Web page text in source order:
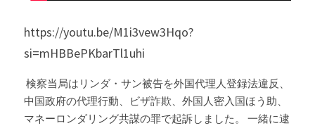
https://youtu.be/M1i3vew3Hqo?
si=mHBBePKbarTl1uhi
検察当局は リンダ・サン被告を外国代理人登録法違反、
中国政府の代理行動、ビザ詐欺、外国人密入国ほう助、
マネーロンダリング共謀の罪で起訴しました。 一緒に逮